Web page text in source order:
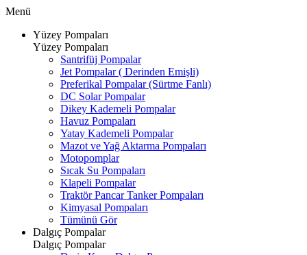
Menü
Yüzey Pompaları
Yüzey Pompaları
Santrifüj Pompalar
Jet Pompalar ( Derinden Emişli)
Preferikal Pompalar (Sürtme Fanlı)
DC Solar Pompalar
Dikey Kademeli Pompalar
Havuz Pompaları
Yatay Kademeli Pompalar
Mazot ve Yağ Aktarma Pompaları
Motopomplar
Sıcak Su Pompaları
Klapeli Pompalar
Traktör Pancar Tanker Pompaları
Kimyasal Pompaları
Tümünü Gör
Dalgıç Pompalar
Dalgıç Pompalar